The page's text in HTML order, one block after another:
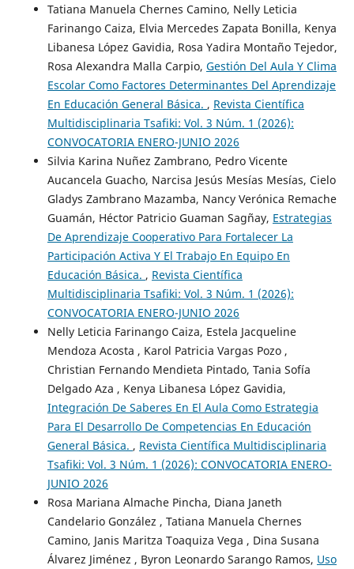
Tatiana Manuela Chernes Camino, Nelly Leticia
Farinango Caiza, Elvia Mercedes Zapata Bonilla, Kenya
Libanesa López Gavidia, Rosa Yadira Montaño Tejedor,
Rosa Alexandra Malla Carpio, Gestión Del Aula Y Clima
Escolar Como Factores Determinantes Del Aprendizaje
En Educación General Básica. , Revista Científica
Multidisciplinaria Tsafiki: Vol. 3 Núm. 1 (2026):
CONVOCATORIA ENERO-JUNIO 2026
Silvia Karina Nuñez Zambrano, Pedro Vicente
Aucancela Guacho, Narcisa Jesús Mesías Mesías, Cielo
Gladys Zambrano Mazamba, Nancy Verónica Remache
Guamán, Héctor Patricio Guaman Sagñay, Estrategias
De Aprendizaje Cooperativo Para Fortalecer La
Participación Activa Y El Trabajo En Equipo En
Educación Básica. , Revista Científica
Multidisciplinaria Tsafiki: Vol. 3 Núm. 1 (2026):
CONVOCATORIA ENERO-JUNIO 2026
Nelly Leticia Farinango Caiza, Estela Jacqueline
Mendoza Acosta , Karol Patricia Vargas Pozo ,
Christian Fernando Mendieta Pintado, Tania Sofía
Delgado Aza , Kenya Libanesa López Gavidia,
Integración De Saberes En El Aula Como Estrategia
Para El Desarrollo De Competencias En Educación
General Básica. , Revista Científica Multidisciplinaria
Tsafiki: Vol. 3 Núm. 1 (2026): CONVOCATORIA ENERO-
JUNIO 2026
Rosa Mariana Almache Pincha, Diana Janeth
Candelario González , Tatiana Manuela Chernes
Camino, Janis Maritza Toaquiza Vega , Dina Susana
Álvarez Jiménez , Byron Leonardo Sarango Ramos, Uso